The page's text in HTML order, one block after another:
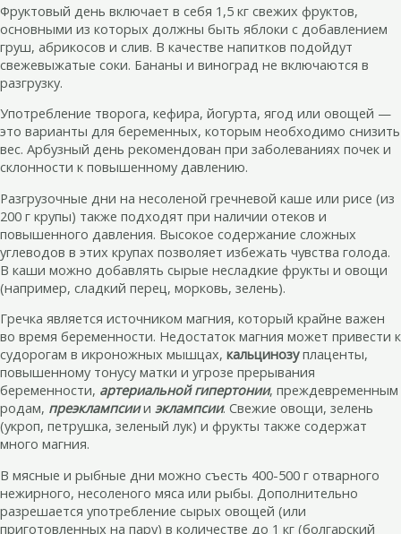
Фруктовый день включает в себя 1,5 кг свежих фруктов,
основными из которых должны быть яблоки с добавлением
груш, абрикосов и слив. В качестве напитков подойдут
свежевыжатые соки. Бананы и виноград не включаются в
разгрузку.
Употребление творога, кефира, йогурта, ягод или овощей —
это варианты для беременных, которым необходимо снизить
вес. Арбузный день рекомендован при заболеваниях почек и
склонности к повышенному давлению.
Разгрузочные дни на несоленой гречневой каше или рисе (из
200 г крупы) также подходят при наличии отеков и
повышенного давления. Высокое содержание сложных
углеводов в этих крупах позволяет избежать чувства голода.
В каши можно добавлять сырые несладкие фрукты и овощи
(например, сладкий перец, морковь, зелень).
Гречка является источником магния, который крайне важен
во время беременности. Недостаток магния может привести к
судорогам в икроножных мышцах, кальцинозуплаценты,
повышенному тонусу матки и угрозе прерывания
беременности, артериальной гипертонии, преждевременным
родам, преэклампсиии эклампсии. Свежие овощи, зелень
(укроп, петрушка, зеленый лук) и фрукты также содержат
много магния.
В мясные и рыбные дни можно съесть 400-500 г отварного
нежирного, несоленого мяса или рыбы. Дополнительно
разрешается употребление сырых овощей (или
приготовленных на пару) в количестве до 1 кг (болгарский